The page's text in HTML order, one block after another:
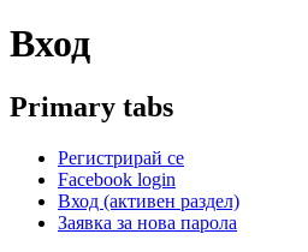
Вход
Primary tabs
Регистрирай се
Facebook login
Вход (активен раздел)
Заявка за нова парола